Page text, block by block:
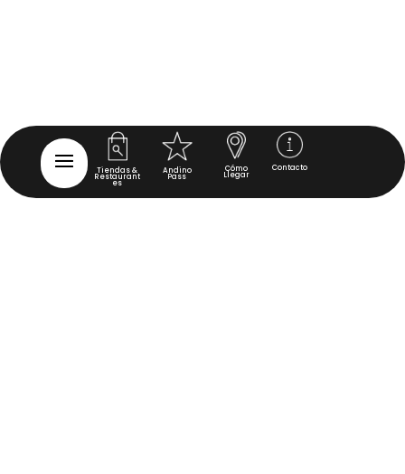
Tiendas &
Restaurant
es
Andino
Pass
Cómo
Llegar
Contacto